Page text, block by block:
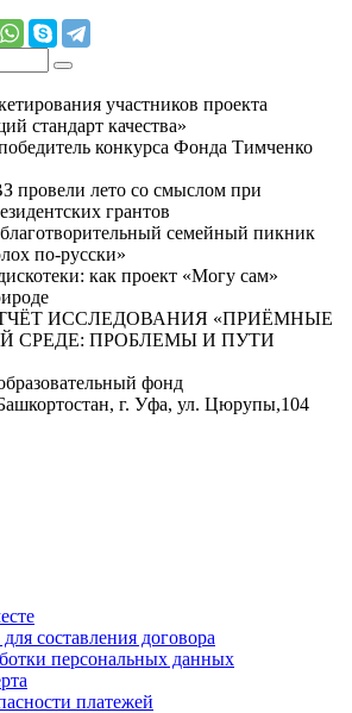
участников проекта
стандарт качества»
конкурса Фонда Тимченко
провели лето со смыслом при
грантов
семейный пикник
по-русски»
как проект «Могу сам»
ИССЛЕДОВАНИЯ «ПРИЁМНЫЕ
СРЕДЕ: ПРОБЛЕМЫ И ПУТИ
фонд
г. Уфа, ул. Цюрупы,104
составления договора
персональных данных
платежей